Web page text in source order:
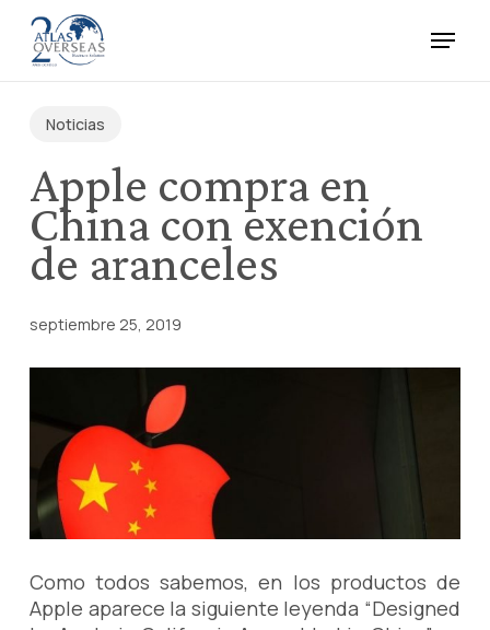
main
Menu
Noticias
Apple compra en
China con exención
de aranceles
septiembre 25, 2019
Como todos sabemos, en los productos de
Apple aparece la siguiente leyenda “Designed